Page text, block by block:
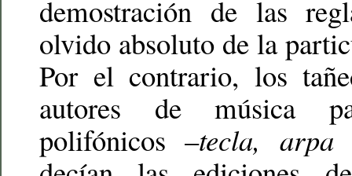
demostración de las
olvido absoluto de la
Por el contrario, los
autores de música
polifónicos –tecla, arpa